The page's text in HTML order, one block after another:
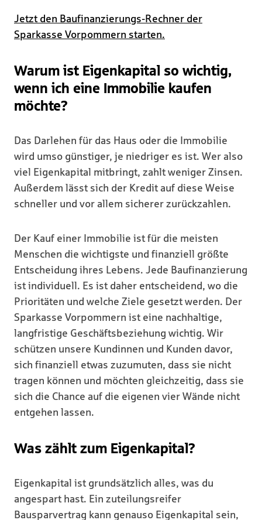
Jetzt den Baufinanzierungs-Rechner der
Sparkasse Vorpommern starten.
Warum ist Eigenkapital so wichtig,
wenn ich eine Immobilie kaufen
möchte?
Das Darlehen für das Haus oder die Immobilie
wird umso günstiger, je niedriger es ist. Wer also
viel Eigenkapital mitbringt, zahlt weniger Zinsen.
Außerdem lässt sich der Kredit auf diese Weise
schneller und vor allem sicherer zurückzahlen.
Der Kauf einer Immobilie ist für die meisten
Menschen die wichtigste und finanziell größte
Entscheidung ihres Lebens. Jede Baufinanzierung
ist individuell. Es ist daher entscheidend, wo die
Prioritäten und welche Ziele gesetzt werden. Der
Sparkasse Vorpommern ist eine nachhaltige,
langfristige Geschäftsbeziehung wichtig. Wir
schützen unsere Kundinnen und Kunden davor,
sich finanziell etwas zuzumuten, dass sie nicht
tragen können und möchten gleichzeitig, dass sie
sich die Chance auf die eigenen vier Wände nicht
entgehen lassen.
Was zählt zum Eigenkapital?
Eigenkapital ist grundsätzlich alles, was du
angespart hast. Ein zuteilungsreifer
Bausparvertrag kann genauso Eigenkapital sein,